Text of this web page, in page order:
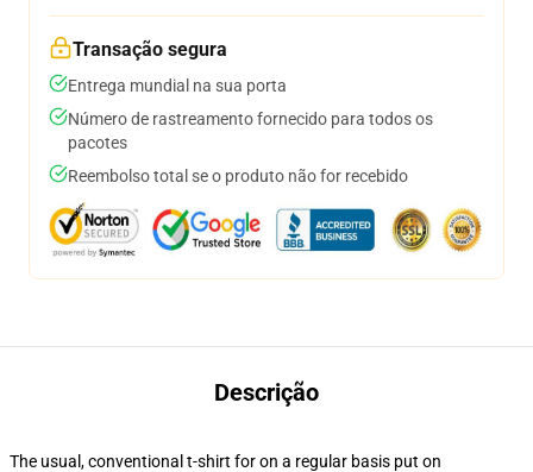
Transação segura
Entrega mundial na sua porta
Número de rastreamento fornecido para todos os
pacotes
Reembolso total se o produto não for recebido
Descrição
The usual, conventional t-shirt for on a regular basis put on